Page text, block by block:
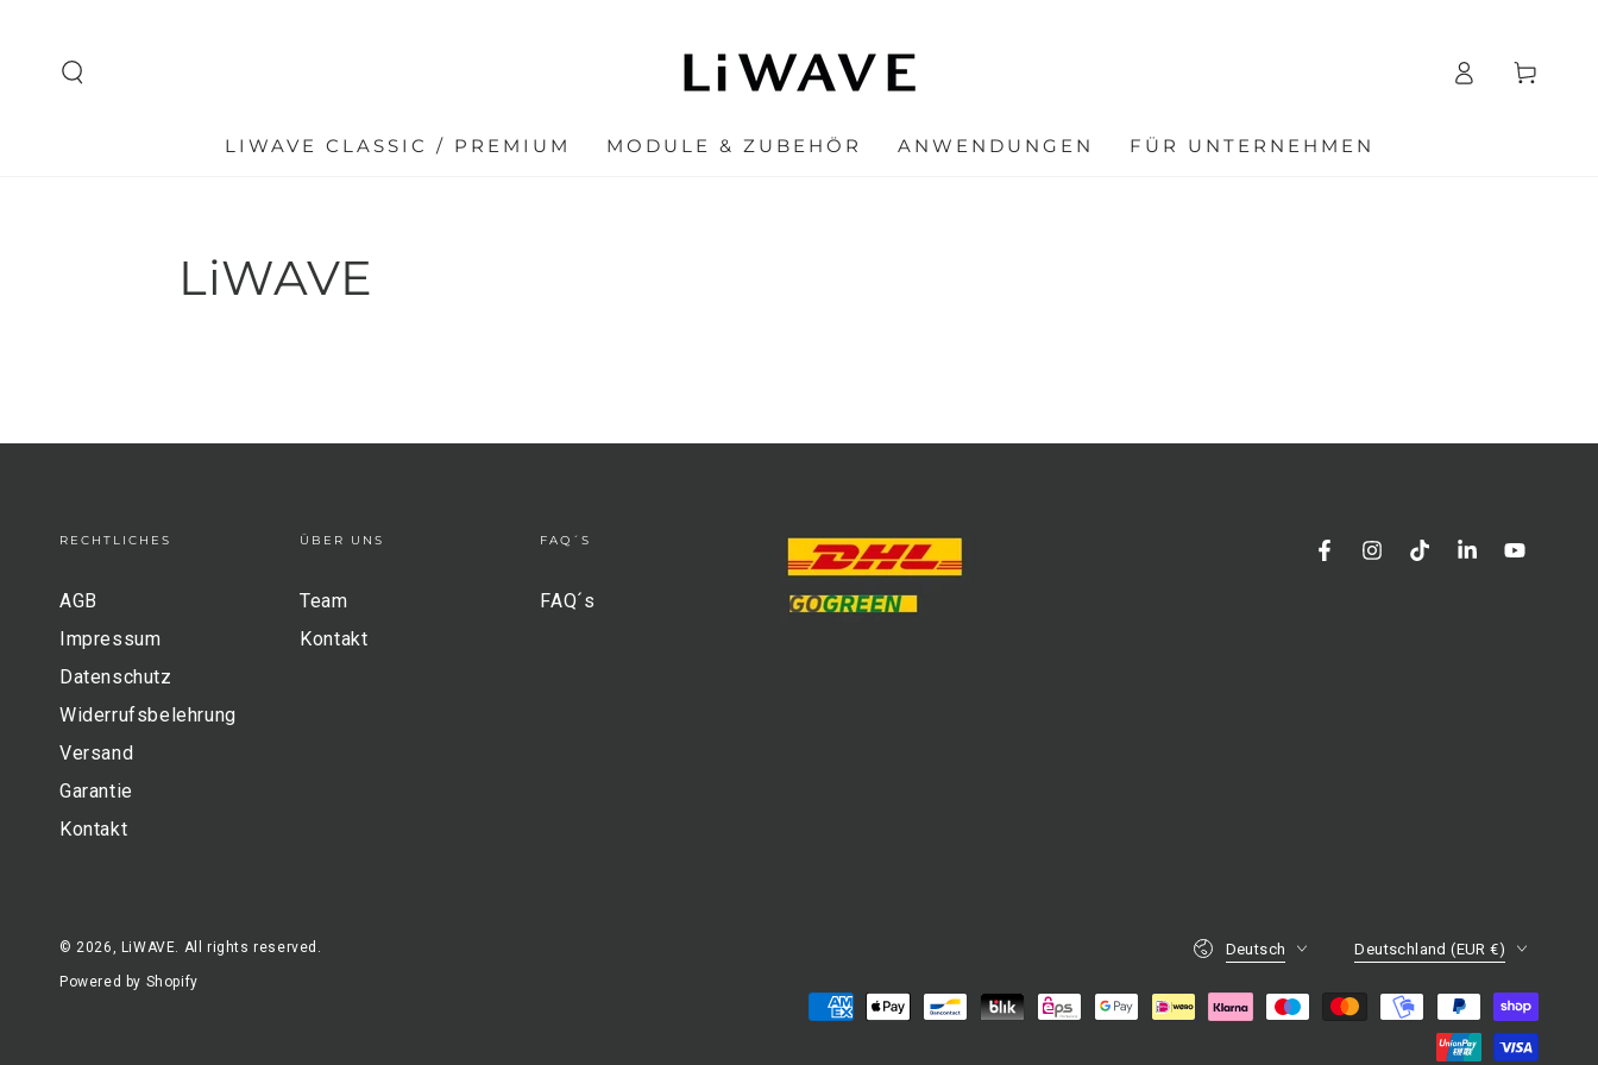
LIWAVE CLASSIC / PREMIUM MODULE & ZUBEHÖR ANWENDUNGEN FÜR UNTERNEHMEN
EinloggenWarenkorb
LiWAVE
RECHTLICHES
AGB
Impressum
Datenschutz
Widerrufsbelehrung
Versand
Garantie
Kontakt
ÜBER UNS
Team
Kontakt
FAQ´S
FAQ´s
FacebookInstagramTikTokLinkedInYouTube
© 2026, LiWAVE . All rights reserved.
Powered by Shopify
Deutsch Deutschland (EUR €)
Zahlungsmöglichkeiten